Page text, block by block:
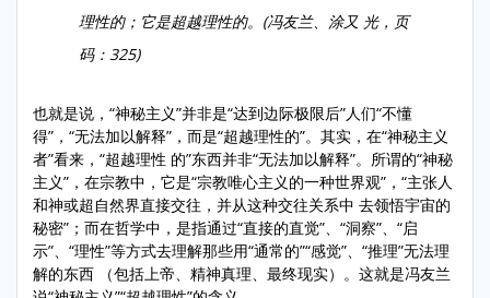
理性的；它是超越理性的。(冯友兰、涂又 光，页
码：325)
也就是说，“神秘主义”并非是“达到边际极限后”人们“不懂
得”，“无法加以解释”，而是“超越理性的”。其实，在“神秘主义
者”看来，“超越理性 的”东西并非“无法加以解释”。所谓的“神秘
主义”，在宗教中，它是“宗教唯心主义的一种世界观”，“主张人
和神或超自然界直接交往，并从这种交往关系中 去领悟宇宙的
秘密”；而在哲学中，是指通过“直接的直觉”、“洞察”、“启
示”、“理性”等方式去理解那些用“通常的”“感觉”、“推理”无法理
解的东西 （包括上帝、精神真理、最终现实）。这就是冯友兰